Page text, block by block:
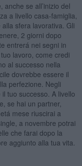
se all’inizio del
a livello casa-famiglia,
sfera lavorativa. Gli
2 giorni dopo
entrerá nei segni in
lavoro, come credi
al successo nella
dovrebbe essere il
perfezione. Negli
tuo successo. A livello
se hai un partner,
mese riuscirai a
a novembre potrai
che farai dopo la
aggiunto alla tua vita.